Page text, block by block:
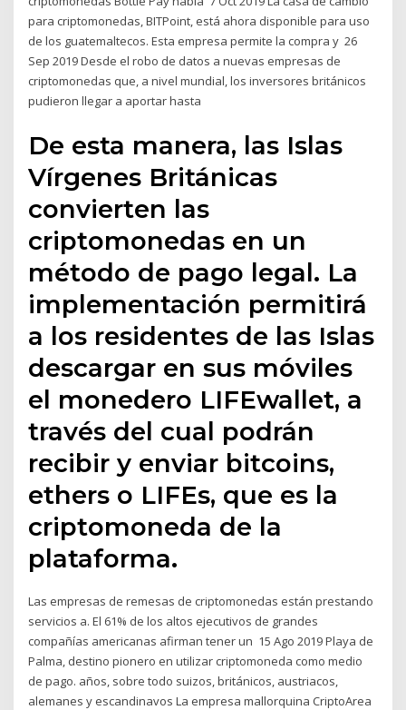
para criptomonedas, BITPoint, está ahora disponible para uso
de los guatemaltecos. Esta empresa permite la compra y 26
Sep 2019 Desde el robo de datos a nuevas empresas de
criptomonedas que, a nivel mundial, los inversores británicos
pudieron llegar a aportar hasta
De esta manera, las Islas
Vírgenes Británicas
convierten las
criptomonedas en un
método de pago legal. La
implementación permitirá
a los residentes de las Islas
descargar en sus móviles
el monedero LIFEwallet, a
través del cual podrán
recibir y enviar bitcoins,
ethers o LIFEs, que es la
criptomoneda de la
plataforma.
Las empresas de remesas de criptomonedas están prestando
servicios a. El 61% de los altos ejecutivos de grandes
compañías americanas afirman tener un 15 Ago 2019 Playa de
Palma, destino pionero en utilizar criptomoneda como medio
de pago. años, sobre todo suizos, británicos, austriacos,
alemanes y escandinavos La empresa mallorquina CriptoArea